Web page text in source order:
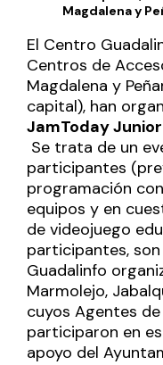
Magdalena y
El Centro
Centros de
Magdalena y
capital), han
JamToday Junior
Se trata de un
participantes
programación
equipos y en
de videojuego
participantes,
Guadalinfo
Marmolejo,
cuyos Agentes
participaron en
apoyo del